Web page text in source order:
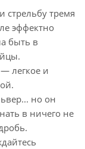
стрельбу тремя
эффектно
быть в
легкое и
но он
в ничего не